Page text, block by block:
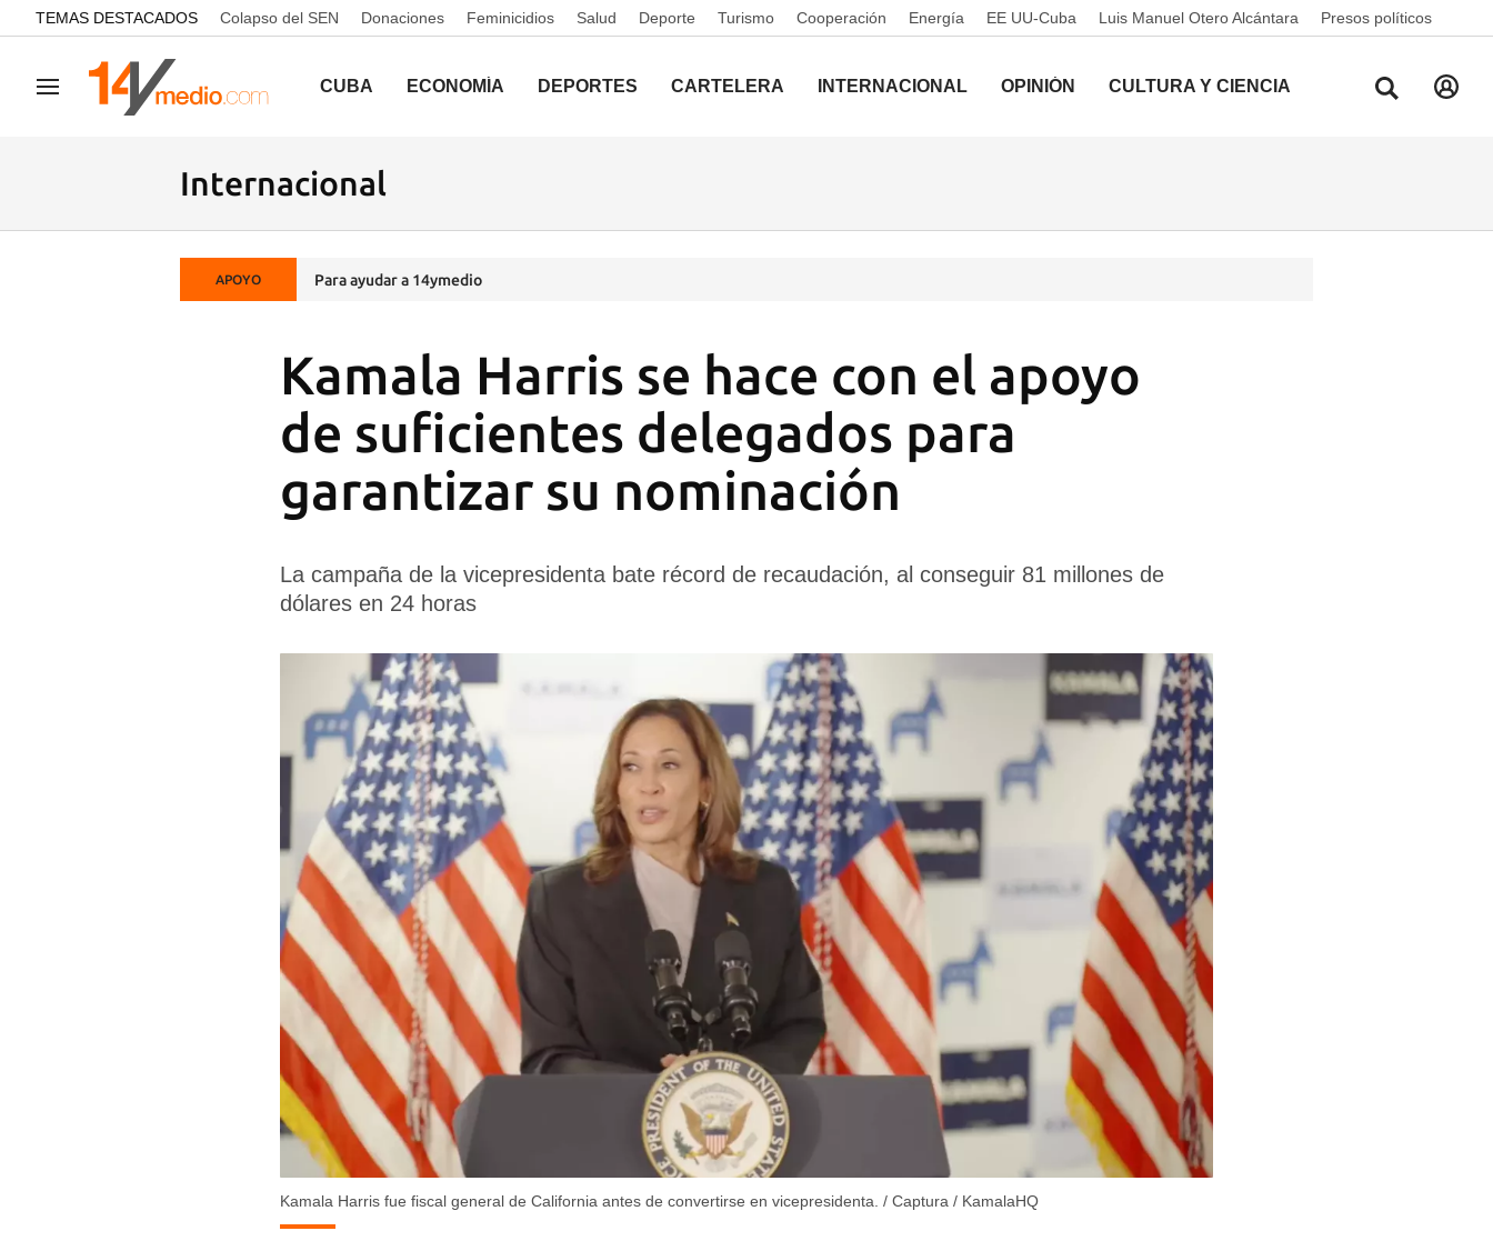
common.go-to-content
TEMAS DESTACADOS Colapso del SEN Donaciones Feminicidios Salud Deporte Turismo Cooperación Energía EE UU-Cuba Luis Manuel Otero Alcántara Presos políticos
Navegación CUBA ECONOMÍA DEPORTES CARTELERA INTERNACIONAL OPINIÓN CULTURA Y CIENCIA
Internacional
APOYO Para ayudar a 14ymedio
Kamala Harris se hace con el apoyo
de suficientes delegados para
garantizar su nominación
La campaña de la vicepresidenta bate récord de recaudación, al conseguir 81 millones de
dólares en 24 horas
Kamala Harris fue fiscal general de California antes de convertirse en vicepresidenta. / Captura / KamalaHQ